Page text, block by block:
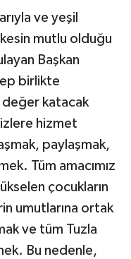
ve yeşil
mutlu olduğu
Başkan
birlikte
değer katacak
hizmet
paylaşmak,
Tüm amacımız
çocukların
umutlarına ortak
ve tüm Tuzla
Bu nedenle,